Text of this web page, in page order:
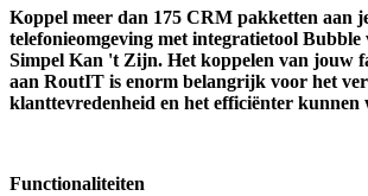
Koppel meer dan 175 CRM pakketten aan
telefonieomgeving met integratietool Bubble
Simpel Kan 't Zijn. Het koppelen van jouw
aan RoutIT is enorm belangrijk voor het
klanttevredenheid en het efficiënter kunnen
Functionaliteiten